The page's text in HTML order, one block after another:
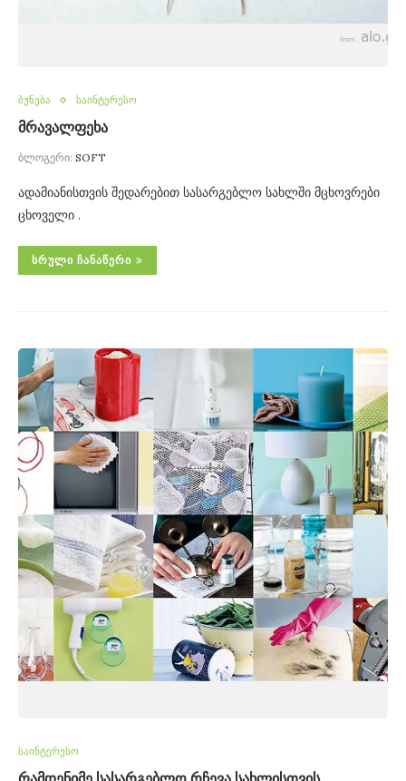
ბუნება საინტერესო
მრავალფეხა
ბლოგერი: SOFT
ადამიანისთვის შედარებით სასარგებლო სახლში მცხოვრები
ცხოველი .
ᲡᲠᲣᲚᲘ ᲩᲐᲜᲐᲬᲔᲠᲘ
საინტერესო